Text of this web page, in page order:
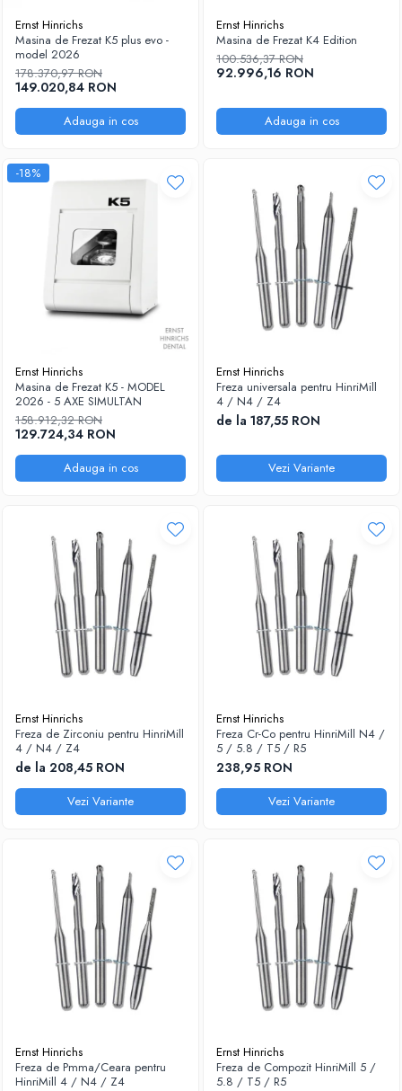
Ernst Hinrichs
Masina de Frezat K5 plus evo -
model 2026
178.370,97 RON
149.020,84 RON
Adauga in cos
Ernst Hinrichs
Masina de Frezat K4 Edition
100.536,37 RON
92.996,16 RON
Adauga in cos
-18%
Ernst Hinrichs
Masina de Frezat K5 - MODEL
2026 - 5 AXE SIMULTAN
158.912,32 RON
129.724,34 RON
Adauga in cos
Ernst Hinrichs
Freza universala pentru HinriMill
4 / N4 / Z4
de la 187,55 RON
Vezi Variante
Ernst Hinrichs
Freza de Zirconiu pentru HinriMill
4 / N4 / Z4
de la 208,45 RON
Vezi Variante
Ernst Hinrichs
Freza Cr-Co pentru HinriMill N4 /
5 / 5.8 / T5 / R5
238,95 RON
Vezi Variante
Ernst Hinrichs
Freza de Pmma/Ceara pentru
HinriMill 4 / N4 / Z4
Ernst Hinrichs
Freza de Compozit HinriMill 5 /
5.8 / T5 / R5